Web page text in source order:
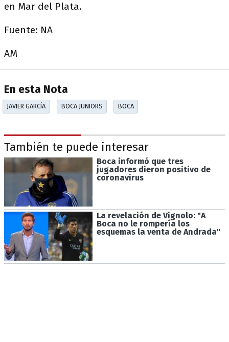
en Mar del Plata.
Fuente: NA
AM
En esta Nota
JAVIER GARCÍA BOCA JUNIORS BOCA
También te puede interesar
Boca informó que tres
jugadores dieron positivo de
coronavirus
La revelación de Vignolo: "A
Boca no le rompería los
esquemas la venta de Andrada"